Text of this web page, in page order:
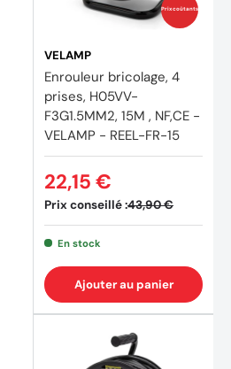
Prix coûtants
VELAMP
Enrouleur bricolage, 4
prises, H05VV-
F3G1.5MM2, 15M , NF,CE -
VELAMP - REEL-FR-15
Prix conseillé :43,90 €
22,15 €
En stock
Ajouter au panier